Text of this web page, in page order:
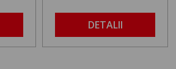
DETALII